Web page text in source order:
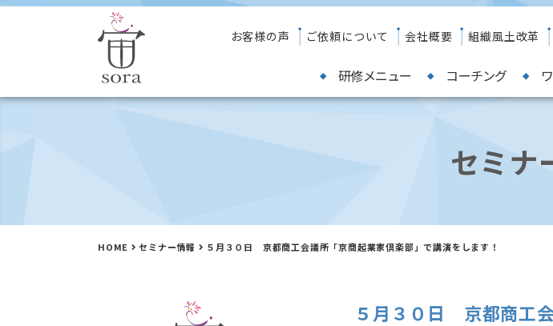
お客様の声 ご依頼について 会社概要 組織風土改革
研修メニュー コーチング
セミナ
HOME セミナー情報 ５月３０日 京都商工会議所「京商起業家倶楽部」で講演をします！
５月３０日 京都商工